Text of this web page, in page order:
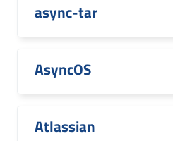
async-tar
AsyncOS
Atlassian